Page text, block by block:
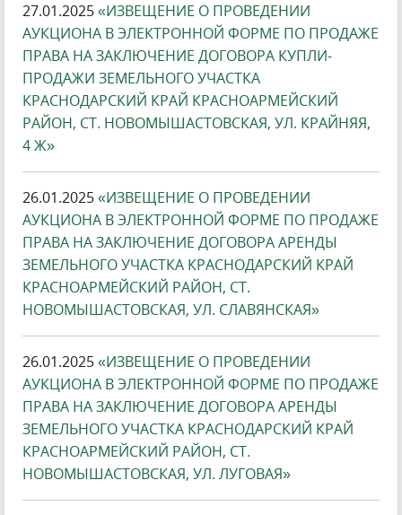
27.01.2025«ИЗВЕЩЕНИЕ О ПРОВЕДЕНИИ
АУКЦИОНА В ЭЛЕКТРОННОЙ ФОРМЕ ПО ПРОДАЖЕ
ПРАВА НА ЗАКЛЮЧЕНИЕ ДОГОВОРА КУПЛИ-
ПРОДАЖИ ЗЕМЕЛЬНОГО УЧАСТКА
КРАСНОДАРСКИЙ КРАЙ КРАСНОАРМЕЙСКИЙ
РАЙОН, СТ. НОВОМЫШАСТОВСКАЯ, УЛ. КРАЙНЯЯ,
4 Ж»
26.01.2025«ИЗВЕЩЕНИЕ О ПРОВЕДЕНИИ
АУКЦИОНА В ЭЛЕКТРОННОЙ ФОРМЕ ПО ПРОДАЖЕ
ПРАВА НА ЗАКЛЮЧЕНИЕ ДОГОВОРА АРЕНДЫ
ЗЕМЕЛЬНОГО УЧАСТКА КРАСНОДАРСКИЙ КРАЙ
КРАСНОАРМЕЙСКИЙ РАЙОН, СТ.
НОВОМЫШАСТОВСКАЯ, УЛ. СЛАВЯНСКАЯ»
26.01.2025«ИЗВЕЩЕНИЕ О ПРОВЕДЕНИИ
АУКЦИОНА В ЭЛЕКТРОННОЙ ФОРМЕ ПО ПРОДАЖЕ
ПРАВА НА ЗАКЛЮЧЕНИЕ ДОГОВОРА АРЕНДЫ
ЗЕМЕЛЬНОГО УЧАСТКА КРАСНОДАРСКИЙ КРАЙ
КРАСНОАРМЕЙСКИЙ РАЙОН, СТ.
НОВОМЫШАСТОВСКАЯ, УЛ. ЛУГОВАЯ»